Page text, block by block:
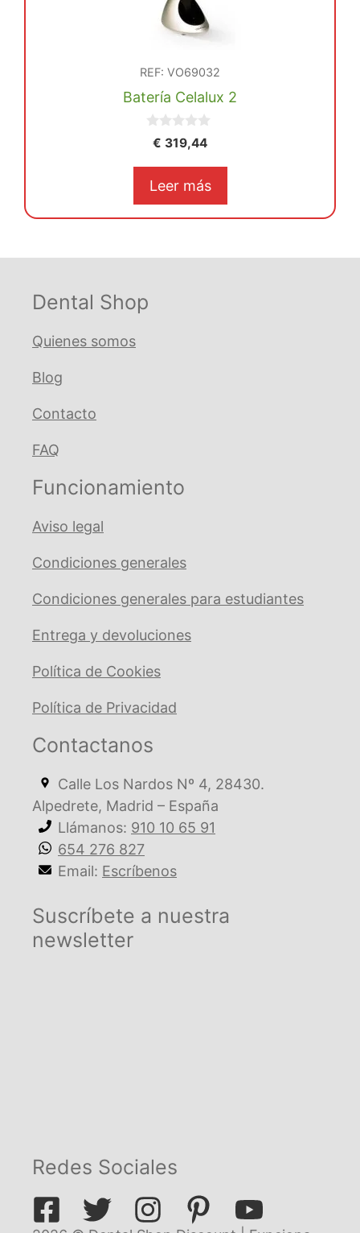
REF: VO69032
Batería Celalux 2
€ 319,44
Leer más
Dental Shop
Quienes somos
Blog
Contacto
FAQ
Funcionamiento
Aviso legal
Condiciones generales
Condiciones generales para estudiantes
Entrega y devoluciones
Política de Cookies
Política de Privacidad
Contactanos
Calle Los Nardos Nº 4, 28430.
Alpedrete, Madrid – España
Llámanos: 910 10 65 91
654 276 827
Email: Escríbenos
Suscríbete a nuestra
newsletter
Redes Sociales